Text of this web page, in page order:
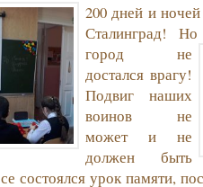
200 дней и
Сталинград!
город не
достался врагу!
Подвиг наших
воинов не
может и не
должен быть
состоялся урок памяти,